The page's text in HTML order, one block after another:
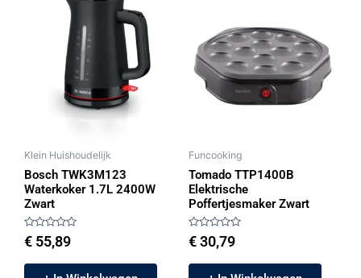
Klein Huishoudelijk
Bosch TWK3M123
Waterkoker 1.7L 2400W
Zwart
Gewaardeerd
0
5
€ 55,89
Funcooking
Tomado TTP1400B
Elektrische
Poffertjesmaker Zwart
Gewaardeerd
0
5
€30,79